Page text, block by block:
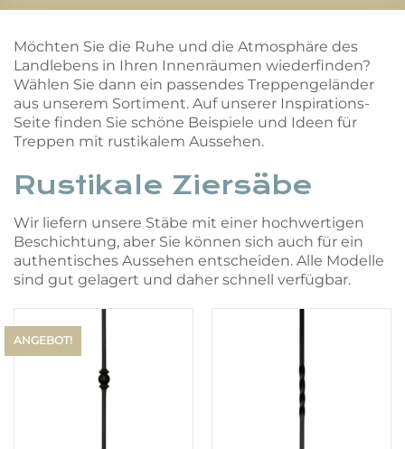
Möchten Sie die Ruhe und die Atmosphäre des
Landlebens in Ihren Innenräumen wiederfinden?
Wählen Sie dann ein passendes Treppengeländer
aus unserem Sortiment. Auf unserer Inspirations-
Seite finden Sie schöne Beispiele und Ideen für
Treppen mit rustikalem Aussehen.
Rustikale Ziersäbe
Wir liefern unsere Stäbe mit einer hochwertigen
Beschichtung, aber Sie können sich auch für ein
authentisches Aussehen entscheiden. Alle Modelle
sind gut gelagert und daher schnell verfügbar.
ANGEBOT!